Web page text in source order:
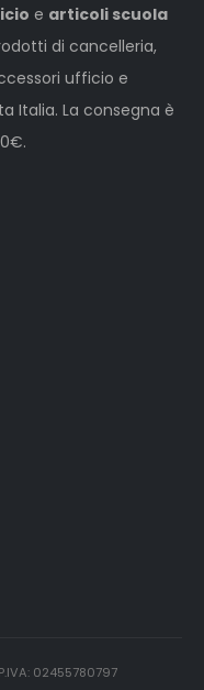
e articoli scuola
di cancelleria,
ufficio e
Italia. La consegna è
02455780797